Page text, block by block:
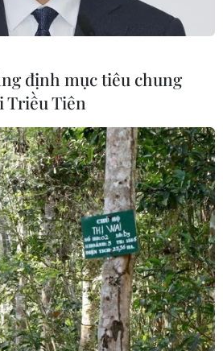
đã ký với Paris.
về thỏa thuận đối tác an
Anh-Australia
định mục tiêu chung
Triều Tiên